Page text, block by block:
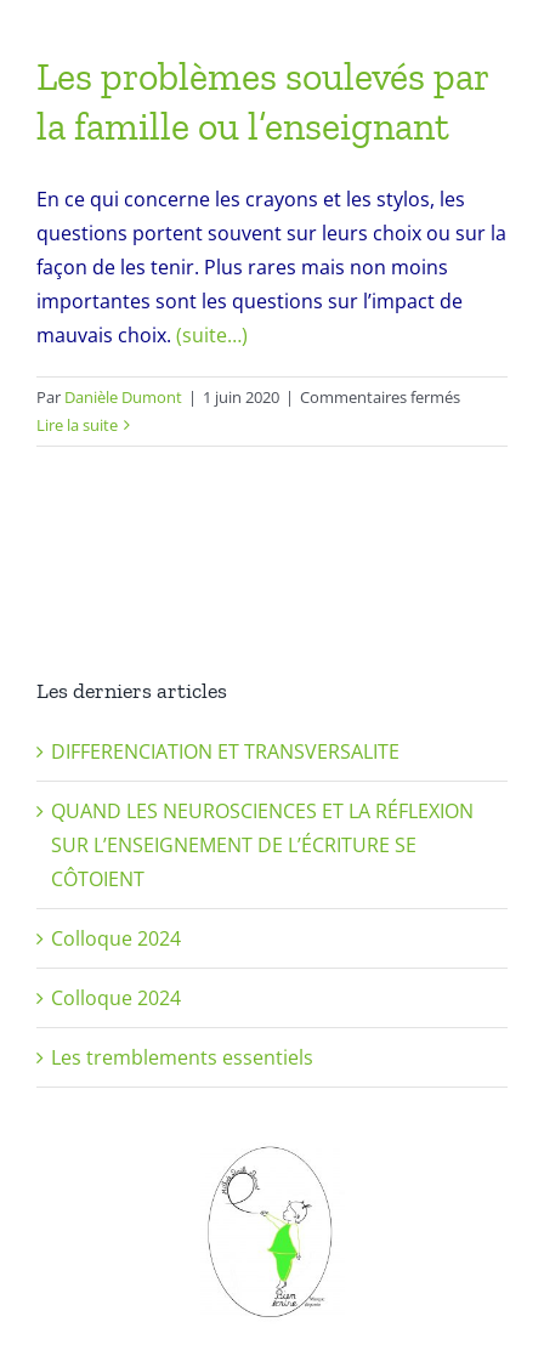
Les problèmes soulevés par
la famille ou l’enseignant
En ce qui concerne les crayons et les stylos, les
questions portent souvent sur leurs choix ou sur la
façon de les tenir. Plus rares mais non moins
importantes sont les questions sur l’impact de
mauvais choix. (suite…)
Par Danièle Dumont | 1 juin 2020 | Commentaires ferméssur
problèmes
Lire la suite
Les derniers articles
DIFFERENCIATION ET TRANSVERSALITE
QUAND LES NEUROSCIENCES ET LA RÉFLEXION
SUR L’ENSEIGNEMENT DE L’ÉCRITURE SE
CÔTOIENT
Colloque 2024
Colloque 2024
Les tremblements essentiels